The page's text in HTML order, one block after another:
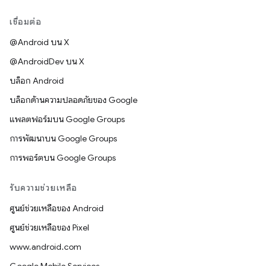
เชื่อมต่อ
@Android บน X
@AndroidDev บน X
บล็อก Android
บล็อกด้านความปลอดภัยของ Google
แพลตฟอร์มบน Google Groups
การพัฒนาบน Google Groups
การพอร์ตบน Google Groups
รับความช่วยเหลือ
ศูนย์ช่วยเหลือของ Android
ศูนย์ช่วยเหลือของ Pixel
www.android.com